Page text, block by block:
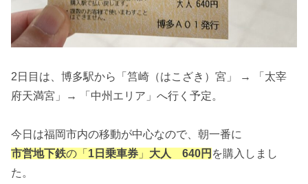
2日目は、博多駅から「筥崎（はこざき）宮」 → 「太宰
府天満宮」→ 「中州エリア」へ行く予定。
今日は福岡市内の移動が中心なので、朝一番に
市営地下鉄の「 1日乗車券 」 大人 640円 を購入しまし
た。